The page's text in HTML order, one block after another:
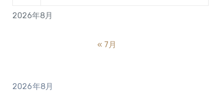
2026年8月
« 7月
2026年8月